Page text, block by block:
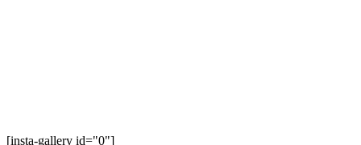
[insta-gallery id="0"]